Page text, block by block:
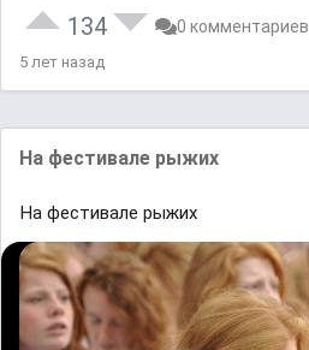
134 0 комментариев
5 лет назад
На фестивале рыжих
На фестивале рыжих